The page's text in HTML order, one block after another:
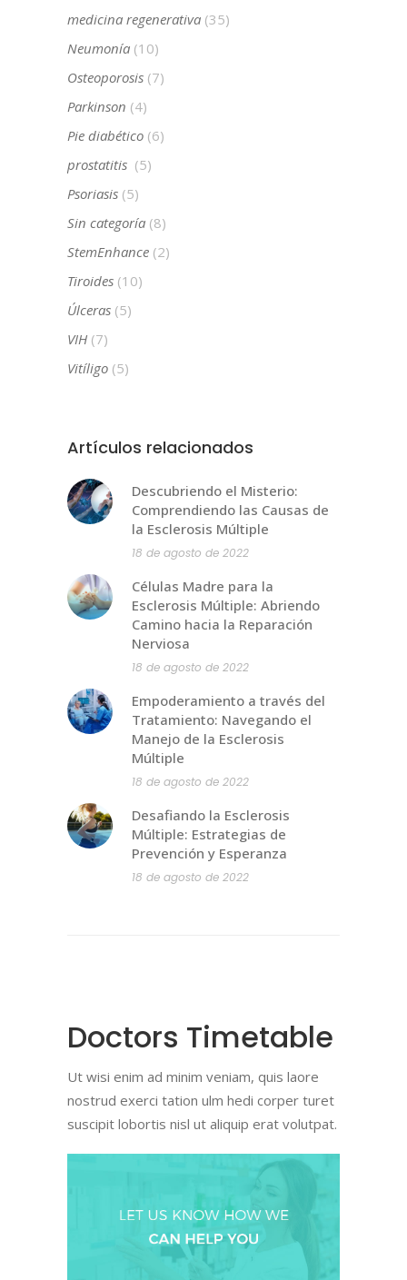
medicina regenerativa (35)
Neumonía (10)
Osteoporosis (7)
Parkinson (4)
Pie diabético (6)
prostatitis (5)
Psoriasis (5)
Sin categoría (8)
StemEnhance (2)
Tiroides (10)
Úlceras (5)
VIH (7)
Vitíligo (5)
Artículos relacionados
Descubriendo el Misterio:
Comprendiendo las Causas de
la Esclerosis Múltiple
18 de agosto de 2022
Células Madre para la
Esclerosis Múltiple: Abriendo
Camino hacia la Reparación
Nerviosa
18 de agosto de 2022
Empoderamiento a través del
Tratamiento: Navegando el
Manejo de la Esclerosis
Múltiple
18 de agosto de 2022
Desafiando la Esclerosis
Múltiple: Estrategias de
Prevención y Esperanza
18 de agosto de 2022
Doctors Timetable
Ut wisi enim ad minim veniam, quis laore
nostrud exerci tation ulm hedi corper turet
suscipit lobortis nisl ut aliquip erat volutpat.